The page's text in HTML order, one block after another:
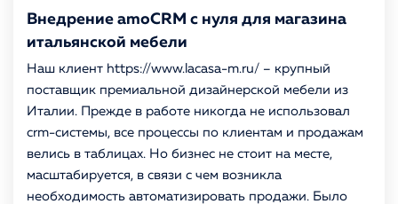
Внедрение amoCRM с нуля для магазина
итальянской мебели
Наш клиент https://www.lacasa-m.ru/ – крупный
поставщик премиальной дизайнерской мебели из
Италии. Прежде в работе никогда не использовал
crm-системы, все процессы по клиентам и продажам
велись в таблицах. Но бизнес не стоит на месте,
масштабируется, в связи с чем возникла
необходимость автоматизировать продажи. Было